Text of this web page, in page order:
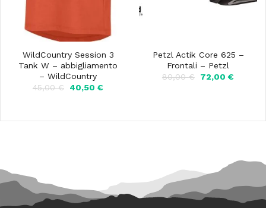
WildCountry Session 3
Tank W – abbigliamento
– WildCountry
45,00€
Il
45,00 €.
40,50€Il
40,50 €.
Petzl Actik Core 625 –
Frontali – Petzl
80,00€
Il
72,00€Il